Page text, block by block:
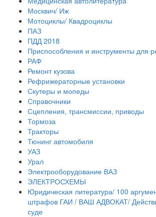
Москвич/ Иж
Мотоциклы/ Квадроциклы
ПАЗ
ПДД 2018
Приспособления и инструменты для
РАФ
Ремонт кузова
Рефрижераторные установки
Скутеры и мопеды
Справочники
Сцепления, трансмиссии, приводы
Тормоза
Тракторы
Тюнинг автомобиля
УАЗ
Урал
Электрооборудование ВАЗ
ЭЛЕКТРОСХЕМЫ
Юридическая литература/ 100
штрафов ГАИ / ВАШ АДВОКАТ/
суде